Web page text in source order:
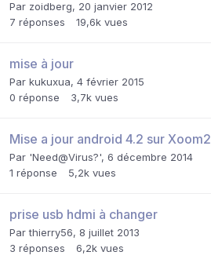
Par zoidberg, 20 janvier 2012
7 réponses 19,6k vues
mise à jour
Par kukuxua, 4 février 2015
0 réponse 3,7k vues
Mise a jour android 4.2 sur Xoom2
Par 'Need@Virus?', 6 décembre 2014
1 réponse 5,2k vues
prise usb hdmi à changer
Parthierry56, 8 juillet 2013
3 réponses 6,2k vues